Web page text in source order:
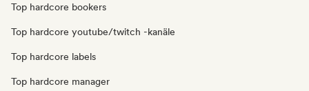
Top hardcore bookers
Top hardcore youtube/twitch -kanäle
Top hardcore labels
Top hardcore manager